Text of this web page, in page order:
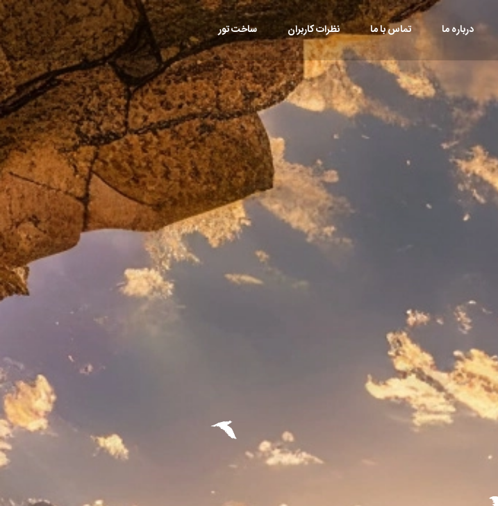
درباره ما تماس با ما نظرات کاربران ساخت تور